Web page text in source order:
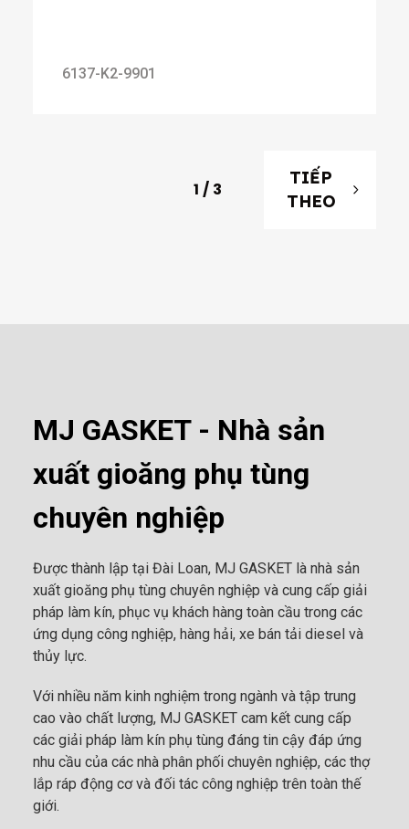
6137-K2-9901
1 / 3
TIẾP
THEO
MJ GASKET - Nhà sản
xuất gioăng phụ tùng
chuyên nghiệp
Được thành lập tại Đài Loan, MJ GASKET là nhà sản
xuất gioăng phụ tùng chuyên nghiệp và cung cấp giải
pháp làm kín, phục vụ khách hàng toàn cầu trong các
ứng dụng công nghiệp, hàng hải, xe bán tải diesel và
thủy lực.
Với nhiều năm kinh nghiệm trong ngành và tập trung
cao vào chất lượng, MJ GASKET cam kết cung cấp
các giải pháp làm kín phụ tùng đáng tin cậy đáp ứng
nhu cầu của các nhà phân phối chuyên nghiệp, các thợ
lắp ráp động cơ và đối tác công nghiệp trên toàn thế
giới.